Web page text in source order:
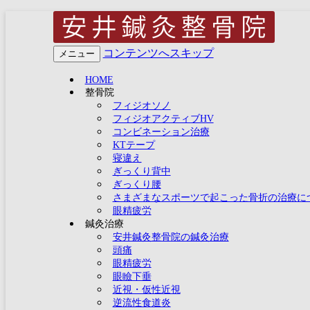
兵庫県明石市大久保で
え 四十 五十肩(肩関節
(野球肘 テニス肘 オ
療 自律神経失調症(う
による体質改善) 慢性
メニュー コンテンツへスキップ
HOME
整骨院
フィジオソノ
フィジオアクティブHV
コンビネーション治療
KTテープ
寝違え
ぎっくり背中
ぎっくり腰
さまざまなスポーツで起こった骨折の治療に
眼精疲労
鍼灸治療
安井鍼灸整骨院の鍼灸治療
頭痛
眼精疲労
眼瞼下垂
近視・仮性近視
逆流性食道炎